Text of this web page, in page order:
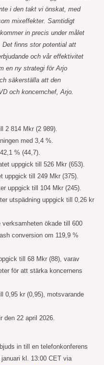
i den takt vi önskat, med
mixeffekter. Samtidigt
in precis under målet
finns stor potential att
och vår effektivitet
en ny strategi för Arjo
säkerställa att den
och koncernchef, Arjo.
2 814 Mkr (2 989).
med 3,4 %.
% (44,7).
uppgick till 526 Mkr (653).
uppgick till 249 Mkr (375).
uppgick till 104 Mkr (245).
utspädning uppgick till 0,26 kr
ökade till 600
conversion om 119,9 %
till 68 Mkr (88), varav
för att stärka koncernens
0,95 kr (0,95), motsvarande
den 22 april 2026.
in till en telefonkonferens
kl. 13:00 CET via